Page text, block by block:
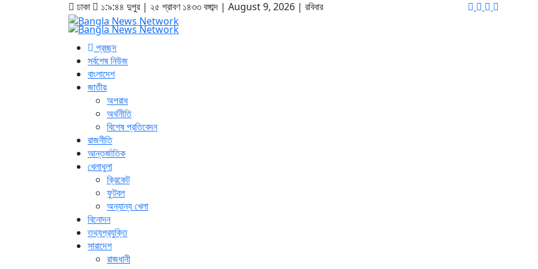
ঢাকা ১:৯:৪৫ দুপুর| ২৫ শ্রাবণ ১৪৩৩ বঙ্গাব্দ | August 9, 2026 | রবিবার
প্রচ্ছদ
সর্বশেষ নিউজ
বাংলাদেশ
জাতীয়
অপরাধ
অর্থনীতি
বিশেষ প্রতিবেদন
রাজনীতি
আন্তর্জাতিক
খেলাধুলা
ক্রিকেট
ফুটবল
অন্যান্য খেলা
বিনোদন
তথ্যপ্রযুক্তি
সারাদেশ
রাজধানী